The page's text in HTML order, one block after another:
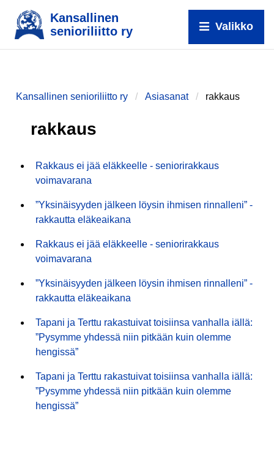
Kansallinen
senioriliitto ry
Valikko
Kansallinen senioriliitto ry Asiasanat rakkaus
rakkaus
Rakkaus ei jää eläkkeelle - seniorirakkaus
voimavarana
”Yksinäisyyden jälkeen löysin ihmisen rinnalleni” -
rakkautta eläkeaikana
Rakkaus ei jää eläkkeelle - seniorirakkaus
voimavarana
”Yksinäisyyden jälkeen löysin ihmisen rinnalleni” -
rakkautta eläkeaikana
Tapani ja Terttu rakastuivat toisiinsa vanhalla iällä:
”Pysymme yhdessä niin pitkään kuin olemme
hengissä”
Tapani ja Terttu rakastuivat toisiinsa vanhalla iällä:
”Pysymme yhdessä niin pitkään kuin olemme
hengissä”